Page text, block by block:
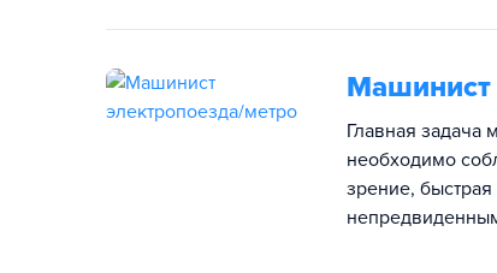
Машинист
Главная задача
необходимо
зрение, быстрая